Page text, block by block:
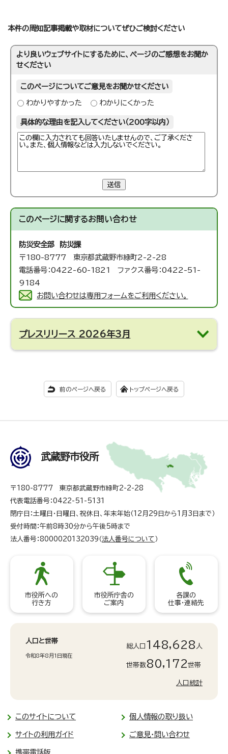
本件の周知記事掲載や取材についてぜひご検討ください
より良いウェブサイトにするために、ページのご感想をお聞か
せください
このページについてご意見をお聞かせください
わかりやすかった わかりにくかった
具体的な理由を記入してください（200字以内）
送信
このページに関するお問い合わせ
防災安全部 防災課
〒180-8777 東京都武蔵野市緑町2-2-28
電話番号：0422-60-1821 ファクス番号：0422-51-
9184
お問い合わせは専用フォームをご利用ください。
プレスリリース 2026年3月
前のページへ戻る トップページへ戻る
武蔵野市役所
〒180-8777 東京都武蔵野市緑町2-2-28
代表電話番号：0422-51-5131
閉庁日：土曜日・日曜日、祝休日、年末年始（12月29日から1月3日まで）
受付時間：午前8時30分から午後5時まで
法人番号：8000020132039（ 法人番号について ）
市役所への
行き方
市役所庁舎の
ご案内
各課の
仕事・連絡先
人口と世帯
令和8年8月1日現在
総人口 148,628 人
世帯数80,172世帯
人口統計
このサイトについて 個人情報の取り扱い
サイトの利用ガイド ご意見・問い合わせ
携帯電話版